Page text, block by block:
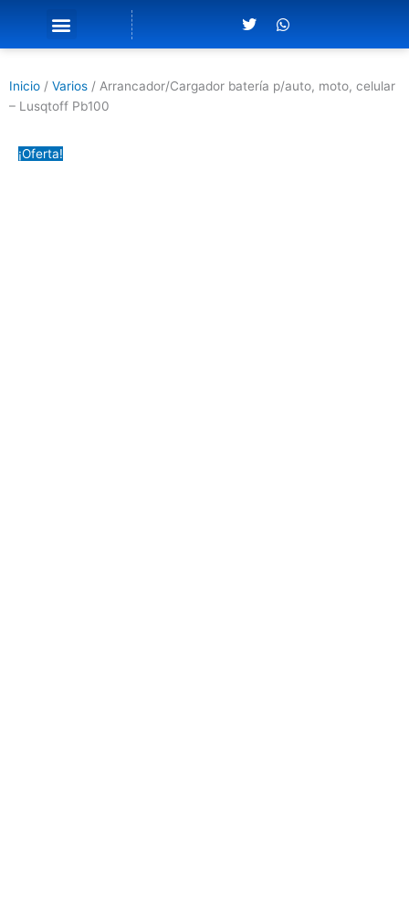
T
w
i
e
W
h
a
a
Inicio / Varios / Arrancador/Cargador batería p/auto, moto, celular
– Lusqtoff Pb100
¡Oferta!